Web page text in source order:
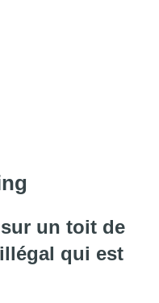
un toit de
qui est